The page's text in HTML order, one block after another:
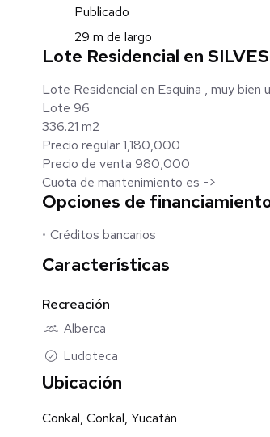
Publicado
29 m de largo
Lote Residencial en
Lote Residencial en Esquina , muy bien
Lote 96
336.21 m2
Precio regular 1,180,000
Precio de venta 980,000
Cuota de mantenimiento es ->
Opciones de
Créditos bancarios
Características
Recreación
Alberca
Ludoteca
Ubicación
Conkal, Conkal, Yucatán